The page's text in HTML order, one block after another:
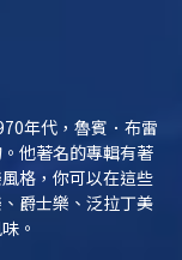
年代，魯賓．布雷
他著名的專輯有著
格，你可以在這些
爵士樂、泛拉丁美
。